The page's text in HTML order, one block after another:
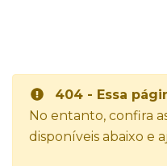
404 - Essa
No entanto, confira
disponíveis abaixo e